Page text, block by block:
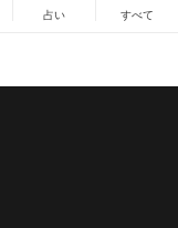
占い すべて